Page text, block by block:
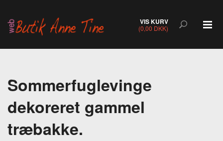
VIS KURV
(0,00 DKK)
Sommerfuglevinge
dekoreret gammel
træbakke.